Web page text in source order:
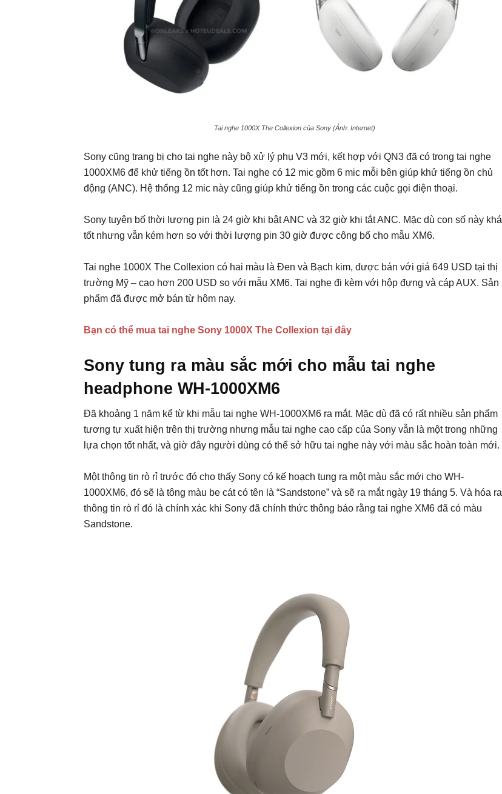
Tai nghe 1000X The Collexion của Sony (Ảnh: Internet)
Sony cũng trang bị cho tai nghe này bộ xử lý phụ V3 mới, kết hợp với QN3 đã có trong tai nghe
1000XM6 để khử tiếng ồn tốt hơn. Tai nghe có 12 mic gồm 6 mic mỗi bên giúp khử tiếng ồn chủ
động (ANC). Hệ thống 12 mic này cũng giúp khử tiếng ồn trong các cuộc gọi điện thoại.
Sony tuyên bố thời lượng pin là 24 giờ khi bật ANC và 32 giờ khi tắt ANC. Mặc dù con số này khá
tốt nhưng vẫn kém hơn so với thời lượng pin 30 giờ được công bố cho mẫu XM6.
Tai nghe 1000X The Collexion có hai màu là Đen và Bạch kim, được bán với giá 649 USD tại thị
trường Mỹ – cao hơn 200 USD so với mẫu XM6. Tai nghe đi kèm với hộp đựng và cáp AUX. Sản
phẩm đã được mở bán từ hôm nay.
Bạn có thể mua tai nghe Sony 1000X The Collexion tại đây
Sony tung ra màu sắc mới cho mẫu tai nghe
headphone WH-1000XM6
Đã khoảng 1 năm kể từ khi mẫu tai nghe WH-1000XM6 ra mắt. Mặc dù đã có rất nhiều sản phẩm
tương tự xuất hiện trên thị trường nhưng mẫu tai nghe cao cấp của Sony vẫn là một trong những
lựa chọn tốt nhất, và giờ đây người dùng có thể sở hữu tai nghe này với màu sắc hoàn toàn mới.
Một thông tin rò rỉ trước đó cho thấy Sony có kế hoạch tung ra một màu sắc mới cho WH-
1000XM6, đó sẽ là tông màu be cát có tên là “Sandstone” và sẽ ra mắt ngày 19 tháng 5. Và hóa ra
thông tin rò rỉ đó là chính xác khi Sony đã chính thức thông báo rằng tai nghe XM6 đã có màu
Sandstone.